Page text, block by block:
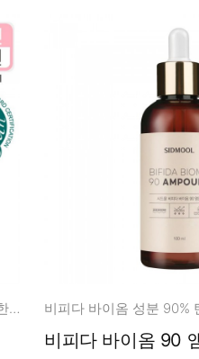
부담제로, 만족100/ 트라넥사믹 10% 칙칙한피부, 다크스팟, 에이지스팟
비